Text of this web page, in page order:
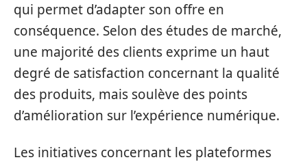
qui permet d’adapter son offre en
conséquence. Selon des études de marché,
une majorité des clients exprime un haut
degré de satisfaction concernant la qualité
des produits, mais soulève des points
d’amélioration sur l’expérience numérique.
Les initiatives concernant les plateformes